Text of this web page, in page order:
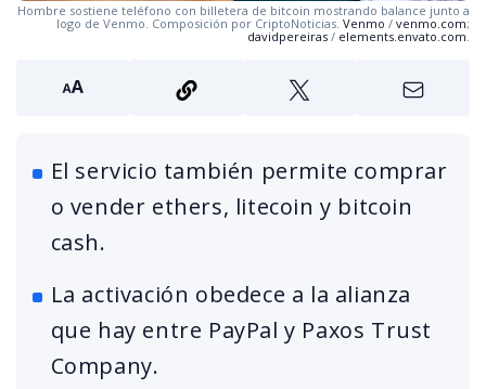
Hombre sostiene teléfono con billetera de bitcoin mostrando balance junto a
logo de Venmo. Composición por CriptoNoticias. Venmo / venmo.com;
davidpereiras / elements.envato.com
El servicio también permite comprar
o vender ethers, litecoin y bitcoin
cash.
La activación obedece a la alianza
que hay entre PayPal y Paxos Trust
Company.